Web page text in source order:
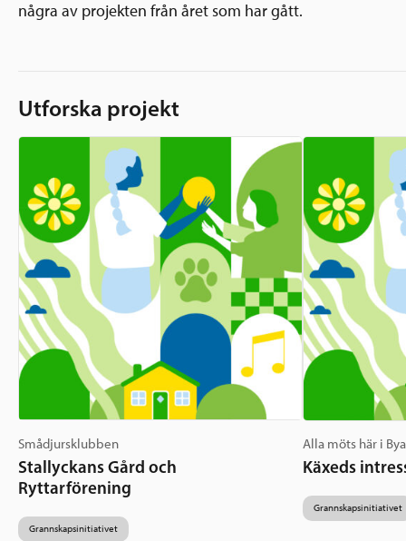
några av projekten från året som har gått.
Utforska projekt
Smådjursklubben
Stallyckans Gård och
Ryttarförening
Grannskapsinitiativet
Alla möts här i
Käxeds
Grannskapsinitiativet